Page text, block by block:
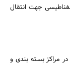
جهت انتقال
مراکز بسته بندی و